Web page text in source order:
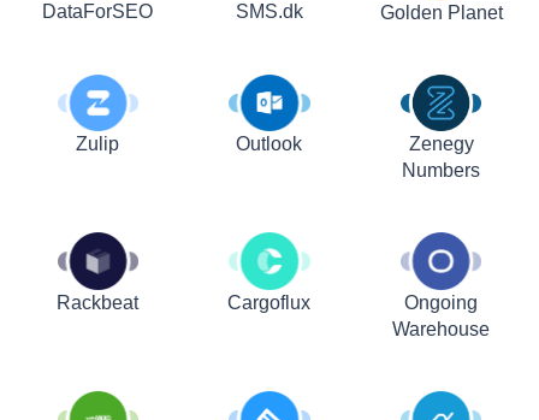
DataForSEO SMS.dk Golden Planet
Zulip Outlook
Zenegy
Numbers
Rackbeat Cargoflux
Ongoing
Warehouse